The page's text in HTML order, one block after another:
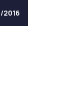
2016